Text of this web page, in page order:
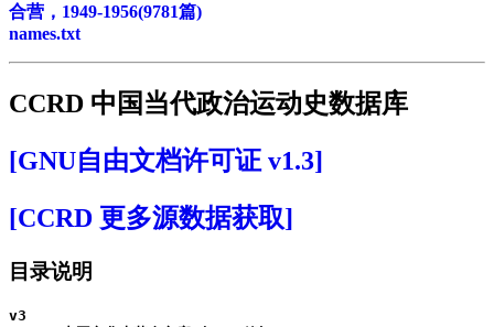
合营，1949-1956(9781篇)
names.txt
CCRD 中国当代政治运动史数据库
[GNU自由文档许可证 v1.3]
[CCRD 更多源数据获取]
目录说明
v3